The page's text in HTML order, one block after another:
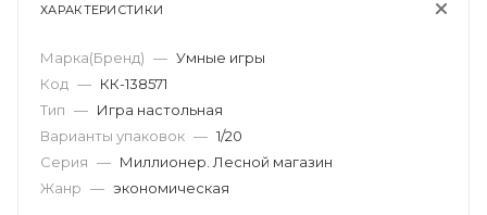
ХАРАКТЕРИСТИКИ
Марка(Бренд) — Умные игры
Код — КК-138571
Тип — Игра настольная
Варианты упаковок — 1/20
Серия — Миллионер. Лесной магазин
Жанр — экономическая